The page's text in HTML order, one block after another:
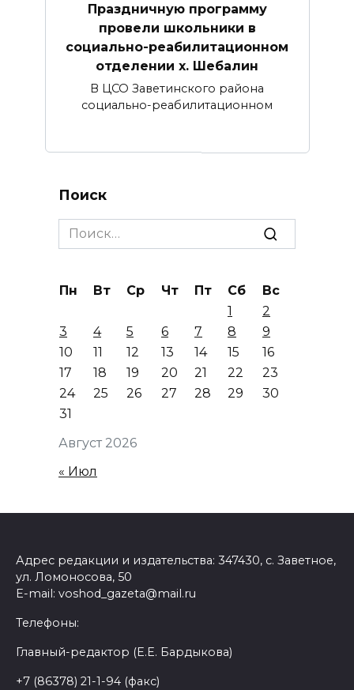
Праздничную программу
провели школьники в
социально-реабилитационном
отделении х. Шебалин
В ЦСО Заветинского района
социально-реабилитационном
Поиск
Search
for:
Август 2026
Пн Вт Ср Чт Пт Сб
Вс
1
2
3
4 5 6 7 8
9
10
11 12 13 14 15
16
17
18 19 20 21 22
23
24
25 26 27 28 29
30
31
« Июл
Адрес редакции и издательства: 347430, с. Заветное,
ул. Ломоносова, 50
E-mail: voshod_gazeta@mail.ru
Телефоны:
Главный-редактор (Е.Е. Бардыкова)
+7 (86378) 21-1-94 (факс)